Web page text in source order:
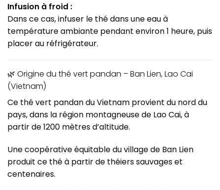
Infusion à froid :
Dans ce cas, infuser le thé dans une eau à
température ambiante pendant environ 1 heure, puis
placer au réfrigérateur.
🌿 Origine du thé vert pandan – Ban Lien, Lao Cai
(Vietnam)
Ce thé vert pandan du Vietnam provient du nord du
pays, dans la région montagneuse de Lao Cai, à
partir de 1200 mètres d’altitude.
Une coopérative équitable du village de Ban Lien
produit ce thé à partir de théiers sauvages et
centenaires.